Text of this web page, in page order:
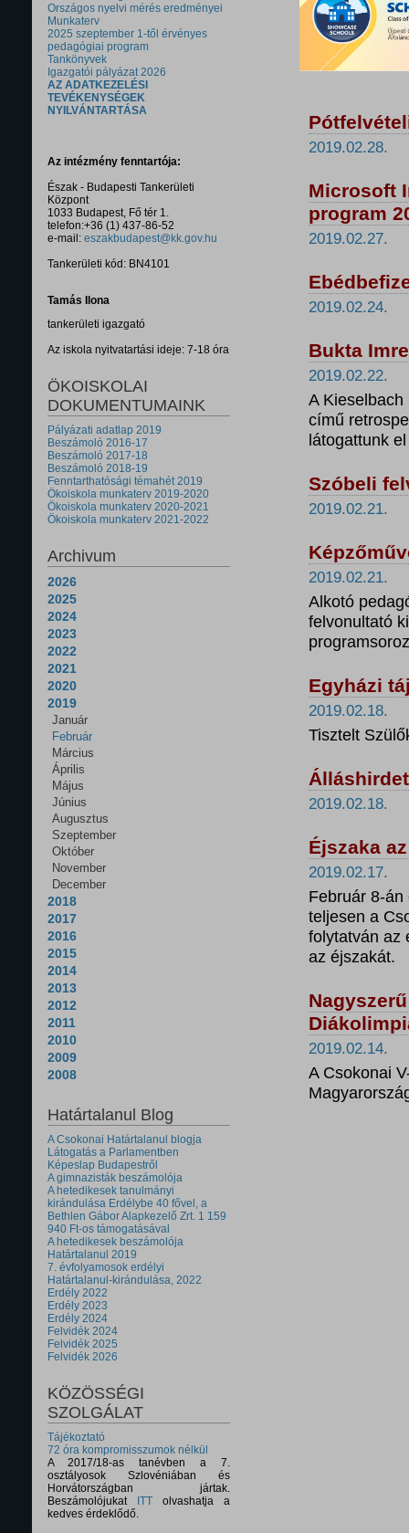
Országos nyelvi mérés eredményei
Munkaterv
2025 szeptember 1-től érvényes
pedagógiai program
Tankönyvek
Igazgatói pályázat 2026
AZ ADATKEZELÉSI
TEVÉKENYSÉGEK
NYILVÁNTARTÁSA
Az intézmény fenntartója:
Észak - Budapesti Tankerületi
Központ
1033 Budapest, Fő tér 1.
telefon:+36 (1) 437-86-52
e-mail: eszakbudapest@kk.gov.hu
Tankerületi kód: BN4101
Tamás Ilona
tankerületi igazgató
Az iskola nyitvatartási ideje: 7-18 óra
ÖKOISKOLAI
DOKUMENTUMAINK
Pályázati adatlap 2019
Beszámoló 2016-17
Beszámoló 2017-18
Beszámoló 2018-19
Fenntarthatósági témahét 2019
Ökoiskola munkaterv 2019-2020
Ökoiskola munkaterv 2020-2021
Ökoiskola munkaterv 2021-2022
Archivum
2026
2025
2024
2023
2022
2021
2020
2019
Január
Február
Március
Április
Május
Június
Augusztus
Szeptember
Október
November
December
2018
2017
2016
2015
2014
2013
2012
2011
2010
2009
2008
Határtalanul Blog
A Csokonai Határtalanul blogja
Látogatás a Parlamentben
Képeslap Budapestről
A gimnazisták beszámolója
A hetedikesek tanulmányi
kirándulása Erdélybe 40 fővel, a
Bethlen Gábor Alapkezelő Zrt. 1 159
940 Ft-os támogatásával
A hetedikesek beszámolója
Határtalanul 2019
7. évfolyamosok erdélyi
Határtalanul-kirándulása, 2022
Erdély 2022
Erdély 2023
Erdély 2024
Felvidék 2024
Felvidék 2025
Felvidék 2026
KÖZÖSSÉGI
SZOLGÁLAT
Tájékoztató
72 óra kompromisszumok nélkül
A 2017/18-as tanévben a 7.
osztályosok Szlovéniában és
Horvátországban jártak.
Beszámolójukat
ITTolvashatja a
kedves érdeklődő.
2019.02.28.
Microsoft
program
2019.02.27.
2019.02.24.
Bukta
2019.02.22.
A
című
látogattunk
Szóbeli
2019.02.21.
2019.02.21.
Alkotó
felvonultató
Egyházi
2019.02.18.
Tisztelt
2019.02.18.
Éjszaka
2019.02.17.
Február 8-
teljesen a
folytatván az
az éjszakát.
2019.02.14.
A Csokonai